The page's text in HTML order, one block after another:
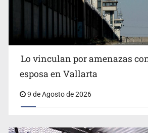
años
Lo vinculan por amenazas
esposa en Vallarta
9 de Agosto de 2026